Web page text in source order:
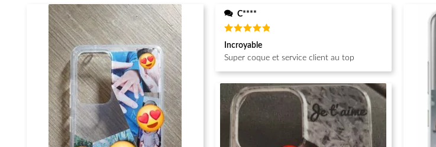
C****
Note
sur 5
Incroyable
Super coque et service client au top